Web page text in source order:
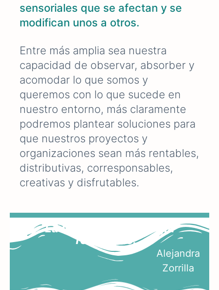
sensoriales que se afectan y se
modifican unos a otros.
Entre más amplia sea nuestra
capacidad de observar, absorber y
acomodar lo que somos y
queremos con lo que sucede en
nuestro entorno, más claramente
podremos plantear soluciones para
que nuestros proyectos y
organizaciones sean más rentables,
distributivas, corresponsables,
creativas y disfrutables.
La memoria es energía
renovable...
Alejandra
Zorrilla